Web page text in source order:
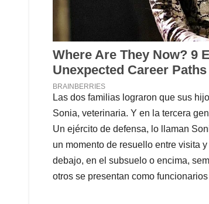
Las dos familias lograron que sus
Sonia, veterinaria. Y en la tercera
Un ejército de defensa, lo llaman
un momento de resuello entre visita
debajo, en el subsuelo o encima,
otros se presentan como